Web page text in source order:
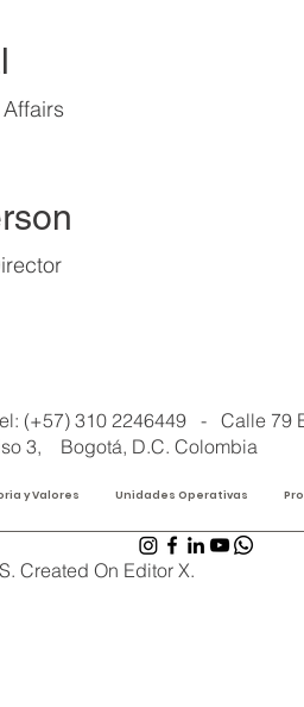
(+57) 310 2246449 - Calle 79
3, Bogotá, D.C. Colombia
y Valores Unidades Operativas
Created On Editor X.